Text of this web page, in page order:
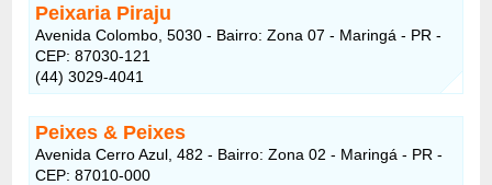
Peixaria Piraju
Avenida Colombo, 5030 - Bairro: Zona 07 - Maringá - PR -
CEP: 87030-121
(44) 3029-4041
Peixes & Peixes
Avenida Cerro Azul, 482 - Bairro: Zona 02 - Maringá - PR -
CEP: 87010-000